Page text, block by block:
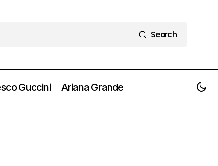
Search
Guccini Ariana Grande